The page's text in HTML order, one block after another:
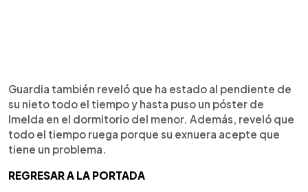
Guardia también reveló que ha estado al pendiente de
su nieto todo el tiempo y hasta puso un póster de
Imelda en el dormitorio del menor. Además, reveló que
todo el tiempo ruega porque su exnuera acepte que
tiene un problema.
REGRESAR A LA PORTADA